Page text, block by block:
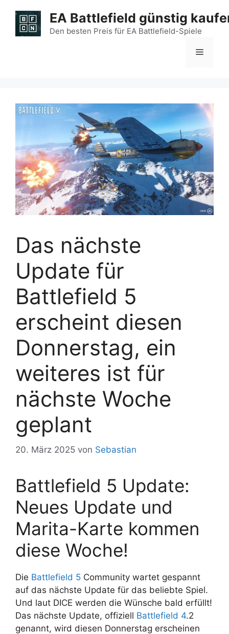
Inhalt
springen
EA Battlefield günstig
Den besten Preis für EA Battlefield-Spiele
Menü
Das nächste
Update für
Battlefield 5
erscheint diesen
Donnerstag, ein
weiteres ist für
nächste Woche
geplant
20. März 2025 von Sebastian
Battlefield 5 Update:
Neues Update und
Marita-Karte kommen
diese Woche!
Die Battlefield 5 Community wartet gespannt
auf das nächste Update für das beliebte Spiel.
Und laut DICE werden die Wünsche bald erfüllt!
Das nächste Update, offiziell Battlefield 4.2
genannt, wird diesen Donnerstag erscheinen